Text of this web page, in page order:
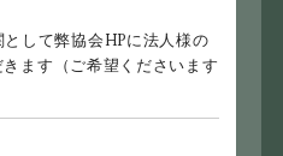
して弊協会HPに法人様の
ます（ご希望くださいます